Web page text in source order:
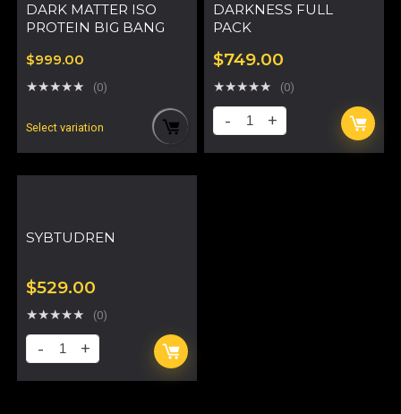
DARK MATTER ISO
PROTEIN BIG BANG
$999.00
★★★★★ (0)
Select variation
DARKNESS FULL
PACK
$749.00
★★★★★ (0)
SYBTUDREN
$529.00
★★★★★ (0)